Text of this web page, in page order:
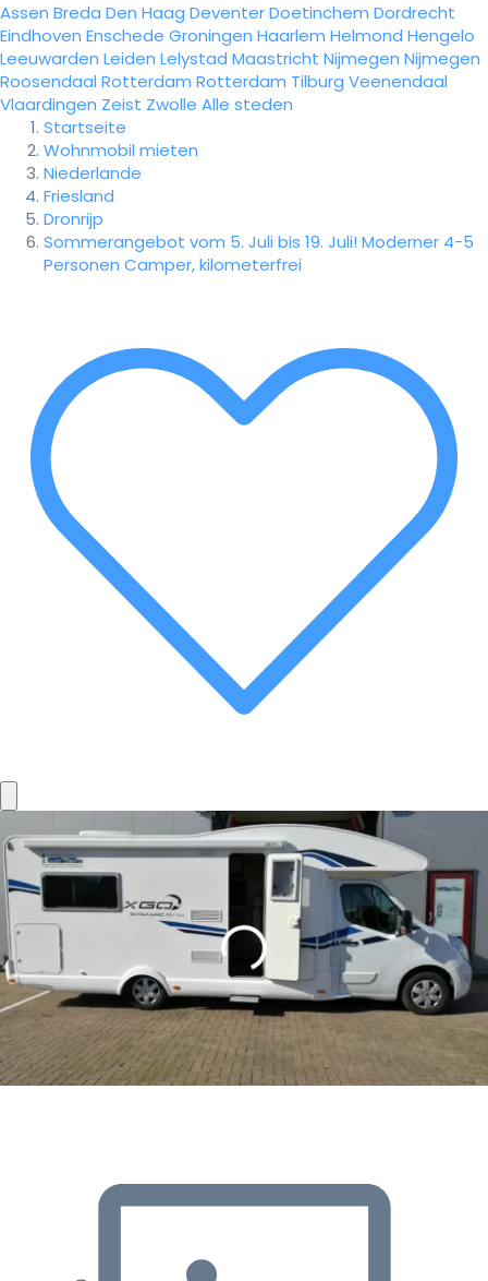
Assen Breda Den Haag DeventerDoetinchem Dordrecht
Eindhoven Enschede Groningen Haarlem Helmond Hengelo
Leeuwarden Leiden Lelystad Maastricht Nijmegen Nijmegen
Roosendaal Rotterdam Rotterdam Tilburg Veenendaal
Vlaardingen Zeist Zwolle Alle steden
Startseite
Wohnmobil mieten
Niederlande
Friesland
Dronrijp
Sommerangebot vom 5. Juli bis 19. Juli! Moderner 4-5
Personen Camper, kilometerfrei